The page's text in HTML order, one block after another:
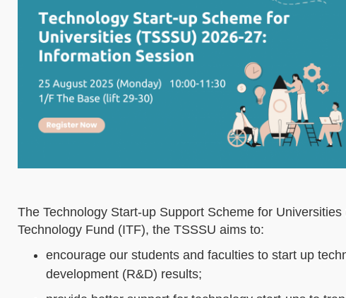
The Technology Start-up Support Scheme for
Technology Fund (ITF), the TSSSU aims to:
encourage our students and faculties to start up
development (R&D) results;